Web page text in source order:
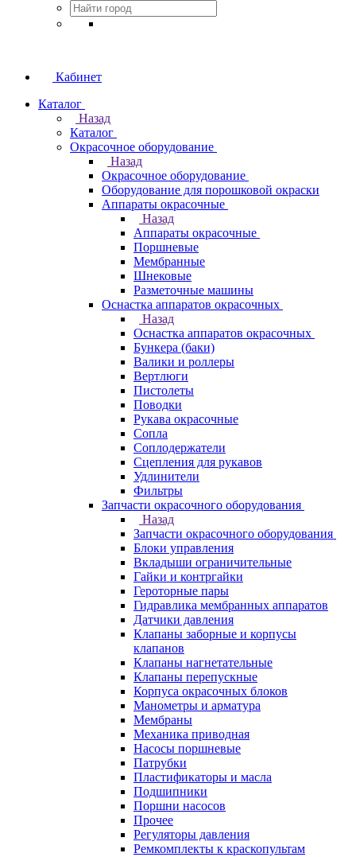
Кабинет
Каталог
Назад
Каталог
Окрасочное оборудование
Назад
Окрасочное оборудование
Оборудование для порошковой окраски
Аппараты окрасочные
Назад
Аппараты окрасочные
Поршневые
Мембранные
Шнековые
Разметочные машины
Оснастка аппаратов окрасочных
Назад
Оснастка аппаратов окрасочных
Бункера (баки)
Валики и роллеры
Вертлюги
Пистолеты
Поводки
Рукава окрасочные
Сопла
Соплодержатели
Сцепления для рукавов
Удлинители
Фильтры
Запчасти окрасочного оборудования
Назад
Запчасти окрасочного оборудования
Блоки управления
Вкладыши ограничительные
Гайки и контргайки
Героторные пары
Гидравлика мембранных аппаратов
Датчики давления
Клапаны заборные и корпусы
клапанов
Клапаны нагнетательные
Клапаны перепускные
Корпуса окрасочных блоков
Манометры и арматура
Мембраны
Механика приводная
Насосы поршневые
Патрубки
Пластификаторы и масла
Подшипники
Поршни насосов
Прочее
Регуляторы давления
Ремкомплекты к краскопультам